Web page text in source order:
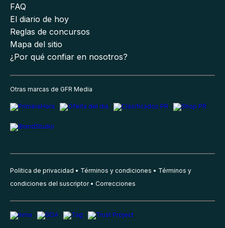
FAQ
El diario de hoy
Reglas de concursos
Mapa del sitio
¿Por qué confiar en nosotros?
Otras marcas de GFR Media
Política de privacidad Términos y condiciones
Términos y
condiciones del suscriptor
Correcciones